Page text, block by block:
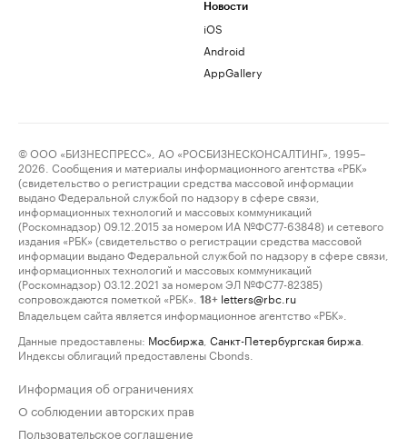
Новости
iOS
Android
AppGallery
© ООО «БИЗНЕСПРЕСС», АО «РОСБИЗНЕСКОНСАЛТИНГ», 1995–
2026. Сообщения и материалы информационного агентства «РБК»
(свидетельство о регистрации средства массовой информации
выдано Федеральной службой по надзору в сфере связи,
информационных технологий и массовых коммуникаций
(Роскомнадзор) 09.12.2015 за номером ИА №ФС77-63848) и сетевого
издания «РБК» (свидетельство о регистрации средства массовой
информации выдано Федеральной службой по надзору в сфере связи,
информационных технологий и массовых коммуникаций
(Роскомнадзор) 03.12.2021 за номером ЭЛ №ФС77-82385)
сопровождаются пометкой «РБК».
18+ letters@rbc.ru
Владельцем сайта является информационное агентство «РБК».
Данные предоставлены: Мосбиржа Санкт-Петербургская биржа
Индексы облигаций предоставлены Cbonds.
Информация об ограничениях
О соблюдении авторских прав
Пользовательское соглашение